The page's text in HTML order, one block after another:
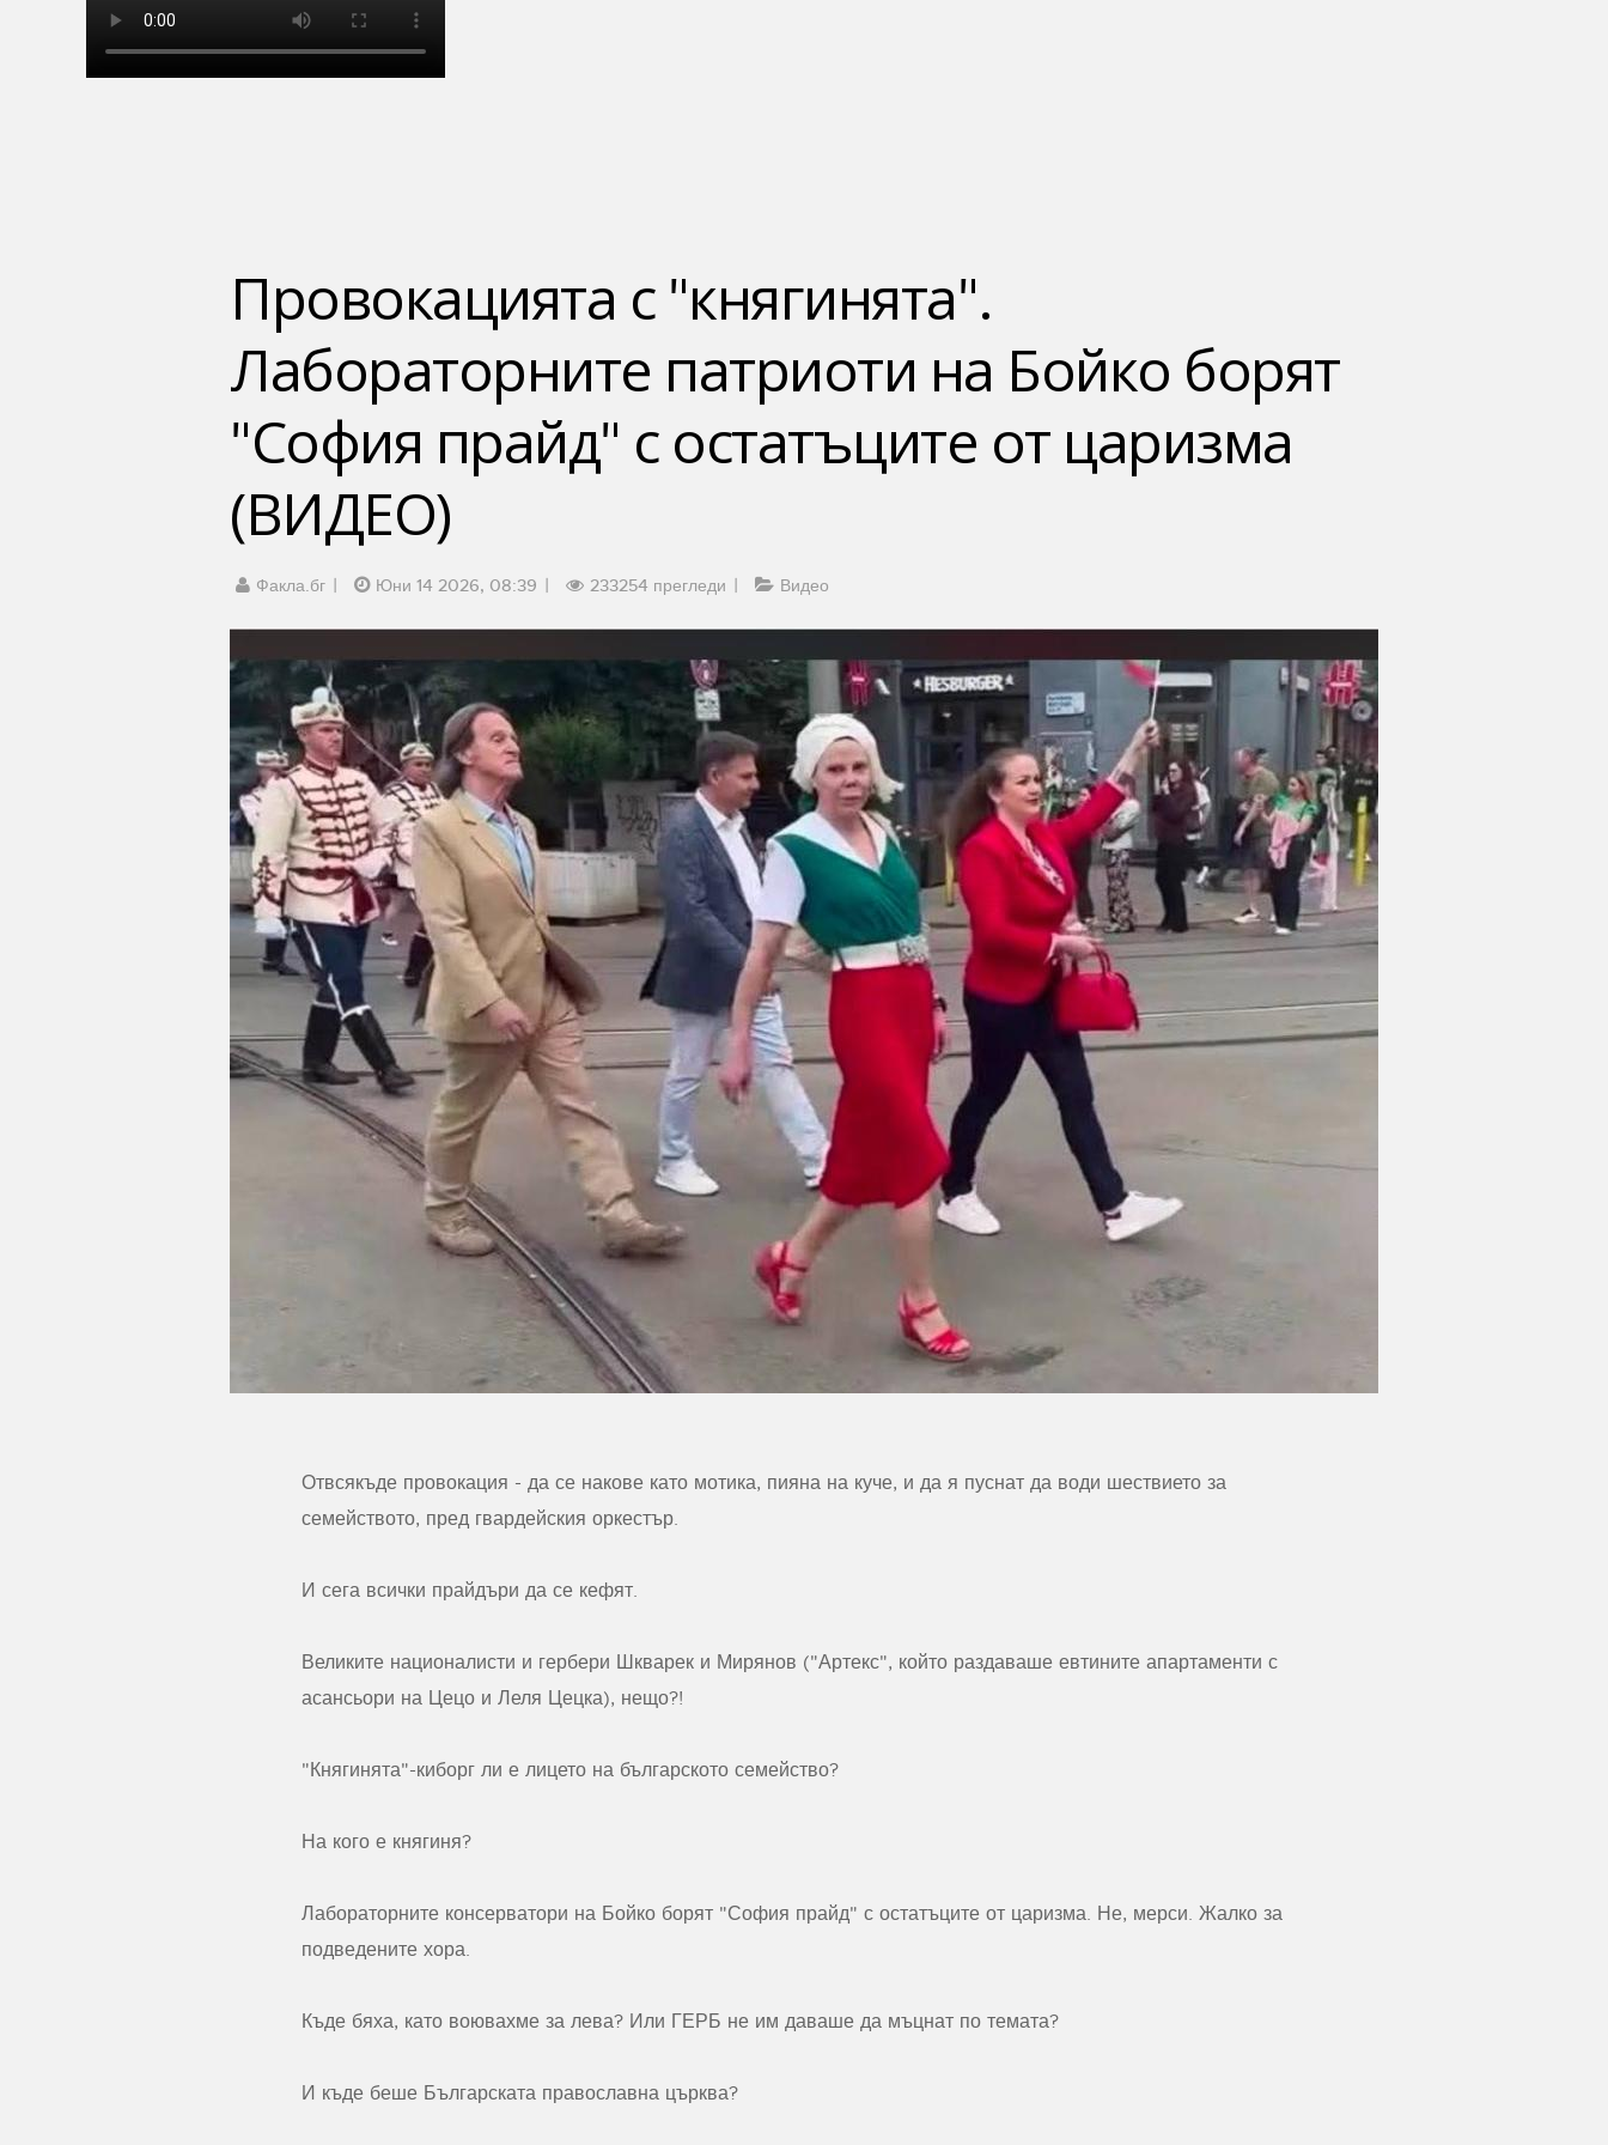
Провокацията с "княгинята".
Лабораторните патриоти на Бойко борят
"София прайд" с остатъците от царизма
(ВИДЕО)
Факла.бг Юни 14 2026, 08:39 233254 прегледи Видео
Отвсякъде провокация - да се накове като мотика, пияна на куче, и да я пуснат да води шествието за
семейството, пред гвардейския оркестър.
И сега всички прайдъри да се кефят.
Великите националисти и гербери Шкварек и Мирянов ("Артекс", който раздаваше евтините апартаменти с
асансьори на Цецо и Леля Цецка), нещо?!
"Княгинята"-киборг ли е лицето на българското семейство?
На кого е княгиня?
Лабораторните консерватори на Бойко борят "София прайд" с остатъците от царизма. Не, мерси. Жалко за
подведените хора.
Къде бяха, като воювахме за лева? Или ГЕРБ не им даваше да мъцнат по темата?
И къде беше Българската православна църква?